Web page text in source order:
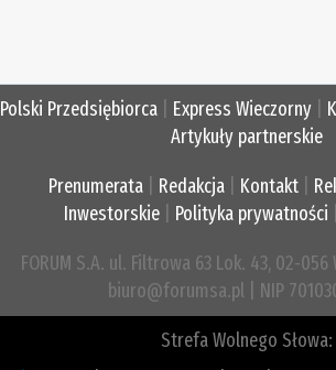
Polski Przedsiębiorca Express Wieczorny
Artykuły partnerskie
Prenumerata Redakcja Kontakt
Inwestorskie| Polityka prywatności
FORUM S.A. ul. Filtrowa 63 Lok. 43, 02-
biuro@forumsa.pl | NIP
Strefa Wolnego Słowa: